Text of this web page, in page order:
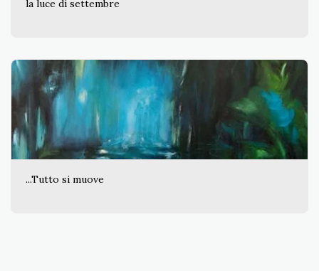
la luce di settembre
...Tutto si muove